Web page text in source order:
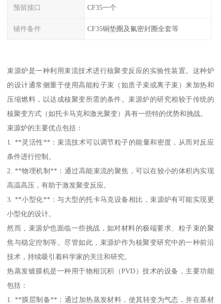
预留接口 CF35一个
辅件备件 CF35铜垫圈及氟密封圈全套等
束源炉是一种利用束流技术进行核聚变反应的实验性装置。这种炉
的设计通常侧重于使用高能粒子束（如质子束或离子束）来加热和
压缩燃料，以达成核聚变所需的条件。束源炉的研究相较于传统的
核聚变方式（如托卡马克和激光聚变）具有一些特的优势和挑战。
束源炉的主要优点包括：
1. **灵活性**：束流技术可以调节粒子的能量和密度，从而对反应
条件进行控制。
2. **物理机制**：通过高能束流的聚焦，可以在较小的体积内实现
高温高压，有助于激发聚变反应。
3. **小型化**：与大型的托卡马克设备相比，束源炉有可能实现更
小型化的设计。
然而，束源炉也面临一些挑战，如对材料的极端要求、粒子束的聚
焦与稳定控制等。尽管如此，束源炉作为核聚变研究中的一种前沿
技术，持续吸引着科学家的关注和研究。
热蒸发镀膜机是一种用于物相沉积（PVD）技术的设备，主要功能
包括：
1. **膜层制备**：通过加热蒸发材料，使其转变为气态，并在基材